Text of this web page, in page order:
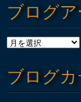
ブログ
ブログ